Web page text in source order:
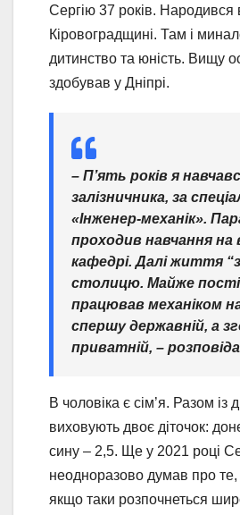
Сергію 37 років. Народився
Кіровоградщині. Там і
дитинство та юність. Вищу
здобував у Дніпрі.
– П’ять років я
залізничника, за
«Інженер-механік».
проходив навчання на
кафедрі. Далі життя
столицю. Майже
працював механіком на
спершу державній, а
приватній, –
В чоловіка є сім’я. Разом із
виховують двоє діточок:
сину – 2,5. Ще у 2021 році
неодноразово думав про
якщо таки розпочнеться